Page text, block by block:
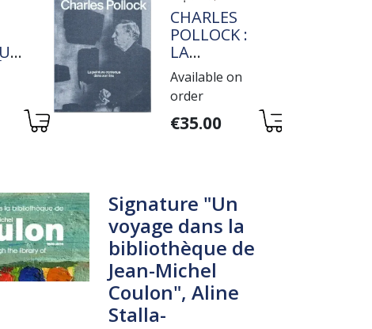
TITRE
CHARLES
POLLOCK :
LA
PEINTURE
CONTENUE
DANS SON
LIEU
Available on
order
Variations
€35.00
Signature "Un
voyage dans la
bibliothèque de
Jean-Michel
Coulon", Aline
Stalla-